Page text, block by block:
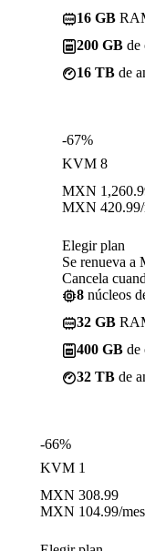
16 GB
200 GB de
16 TB de
-67%
KVM 8
MXN
MXN 420.99
Elegir plan
Se renueva a
Cancela
8 núcleos
32 GB
400 GB de
32 TB de
-66%
KVM 1
MXN 308.99
MXN 104.99/mes